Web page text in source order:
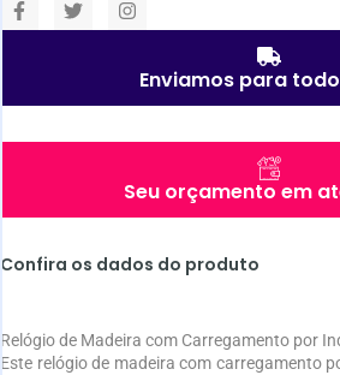
Enviamos para
Seu orçamento em
Confira os dados do produto
Relógio de Madeira com Carregamento por
Este relógio de madeira com carregamento